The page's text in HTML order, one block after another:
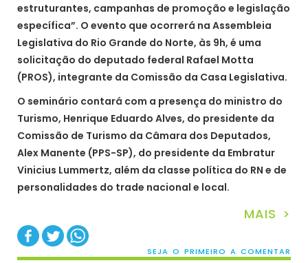
estruturantes, campanhas de promoção e legislação
específica”. O evento que ocorrerá na Assembleia
Legislativa do Rio Grande do Norte, às 9h, é uma
solicitação do deputado federal Rafael Motta
(PROS), integrante da Comissão da Casa Legislativa.
O seminário contará com a presença do ministro do
Turismo, Henrique Eduardo Alves, do presidente da
Comissão de Turismo da Câmara dos Deputados,
Alex Manente (PPS-SP), do presidente da Embratur
Vinicius Lummertz, além da classe política do RN e de
personalidades do trade nacional e local.
MAIS >
SEJA O PRIMEIRO A COMENTAR